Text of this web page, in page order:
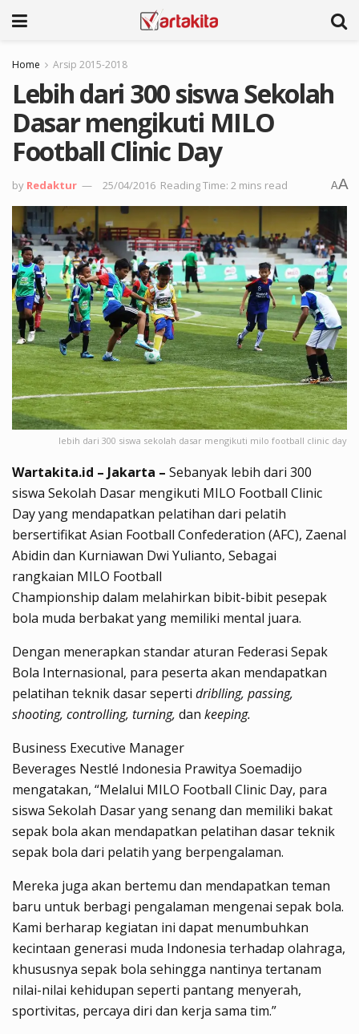
Home Arsip 2015-2018
Lebih dari 300 siswa Sekolah
Dasar mengikuti MILO
Football Clinic Day
by Redaktur 25/04/2016 Reading Time: 2 mins read AA
lebih dari 300 siswa sekolah dasar mengikuti milo football clinic day
Wartakita.id – Jakarta – Sebanyak lebih dari 300
siswa Sekolah Dasar mengikuti MILO Football Clinic
Day yang mendapatkan pelatihan dari pelatih
bersertifikat Asian Football Confederation (AFC), Zaenal
Abidin dan Kurniawan Dwi Yulianto, Sebagai
rangkaian MILO Football
Championship dalam melahirkan bibit-bibit pesepak
bola muda berbakat yang memiliki mental juara.
Dengan menerapkan standar aturan Federasi Sepak
Bola Internasional, para peserta akan mendapatkan
pelatihan teknik dasar seperti driblling, passing,
shooting, controlling, turning, dan keeping.
Business Executive Manager
Beverages Nestlé Indonesia Prawitya Soemadijo
mengatakan, “Melalui MILO Football Clinic Day, para
siswa Sekolah Dasar yang senang dan memiliki bakat
sepak bola akan mendapatkan pelatihan dasar teknik
sepak bola dari pelatih yang berpengalaman.
Mereka juga akan bertemu dan mendapatkan teman
baru untuk berbagi pengalaman mengenai sepak bola.
Kami berharap kegiatan ini dapat menumbuhkan
kecintaan generasi muda Indonesia terhadap olahraga,
khususnya sepak bola sehingga nantinya tertanam
nilai-nilai kehidupan seperti pantang menyerah,
sportivitas, percaya diri dan kerja sama tim.”